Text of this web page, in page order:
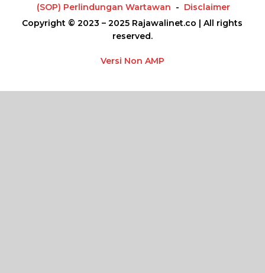
(SOP) Perlindungan Wartawan
Disclaimer
Copyright © 2023 – 2025 Rajawalinet.co | All rights
reserved.
Versi Non AMP